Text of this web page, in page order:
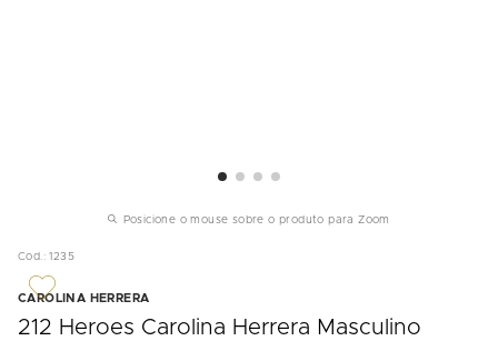
Posicione o mouse sobre o produto para Zoom
Cod. :1235
CAROLINA HERRERA
212 Heroes Carolina Herrera Masculino